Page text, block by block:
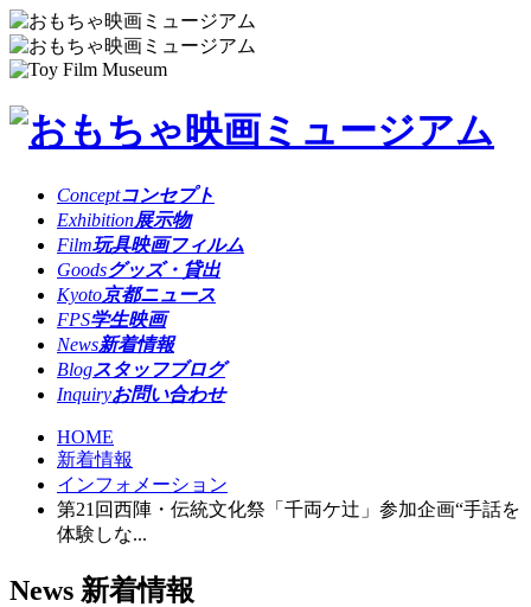
Conceptコンセプト
Exhibition展示物
Film玩具映画フィルム
Goodsグッズ・貸出
Kyoto京都ニュース
FPS学生映画
News新着情報
Blogスタッフブログ
Inquiryお問い合わせ
HOME
新着情報
インフォメーション
第21回西陣・伝統文化祭「千両ケ辻」参加企画“手話を
体験しな...
News 新着情報